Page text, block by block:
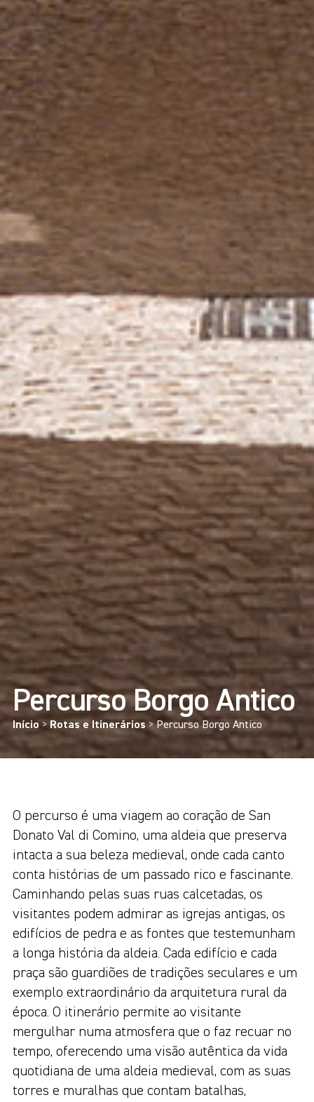
Percurso Borgo Antico
Início> Rotas e Itinerários >Percurso Borgo Antico
O percurso é uma viagem ao coração de San
Donato Val di Comino, uma aldeia que preserva
intacta a sua beleza medieval, onde cada canto
conta histórias de um passado rico e fascinante.
Caminhando pelas suas ruas calcetadas, os
visitantes podem admirar as igrejas antigas, os
edifícios de pedra e as fontes que testemunham
a longa história da aldeia. Cada edifício e cada
praça são guardiões de tradições seculares e um
exemplo extraordinário da arquitetura rural da
época. O itinerário permite ao visitante
mergulhar numa atmosfera que o faz recuar no
tempo, oferecendo uma visão autêntica da vida
quotidiana de uma aldeia medieval, com as suas
torres e muralhas que contam batalhas,